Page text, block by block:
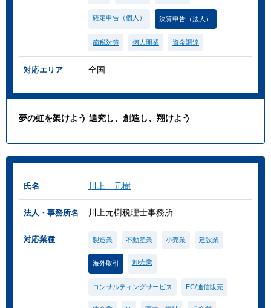
確定申告（個人） 決算申告（法人）
節税対策 個人開業 資金調達
対応エリア 全国
夢の虹を架けよう 追究し、創造し、翔けよう
氏名 川上 元樹
法人・事務所名 川上元樹税理士事務所
対応業種 製造業 不動産業 小売業 建設業
海外取引 卸売業
コンサルティングサービス EC/通信販売